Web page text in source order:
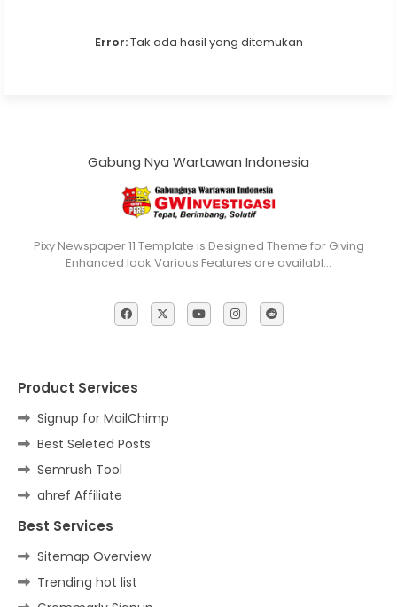
Error:Tak ada hasil yang ditemukan
Gabung Nya Wartawan Indonesia
Pixy Newspaper 11 Template is Designed Theme for Giving
Enhanced look Various Features are availabl…
Product Services
Signup for MailChimp
Best Seleted Posts
Semrush Tool
ahref Affiliate
Best Services
Sitemap Overview
Trending hot list